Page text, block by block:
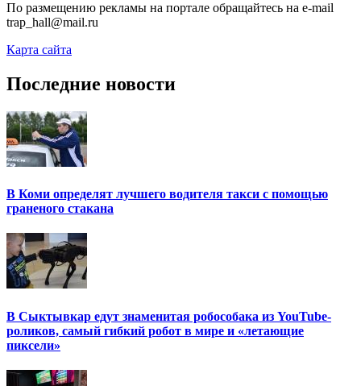
По размещению рекламы на портале обращайтесь на e-mail
trap_hall@mail.ru
Карта сайта
Последние новости
В Коми определят лучшего водителя такси с помощью
граненого стакана
В Сыктывкар едут знаменитая робособака из YouTube-
роликов, самый гибкий робот в мире и «летающие
пиксели»